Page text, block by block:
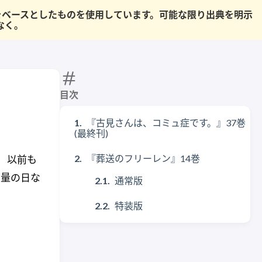
ースとしたものを使用しています。可能な限り出典を明示
。
目次
『古見さんは、コミュ症です。』37巻
(最終刊)
『葬送のフリーレン』14巻
通常版
特装版
以前も
の日な